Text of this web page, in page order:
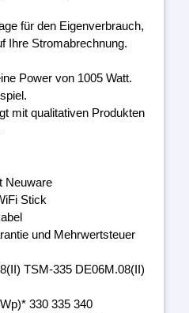
für den Eigenverbrauch,
Ihre Stromabrechnung.
Power von 1005 Watt.
mit qualitativen Produkten
Neuware
Stick
und Mehrwertsteuer
TSM-335 DE06M.08(II)
330 335 340